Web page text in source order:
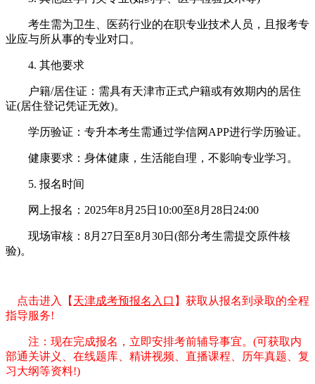
考生需为卫生、医药行业的在职专业技术人员，且报考专
业应与所从事的专业对口。
4. 其他要求
户籍/居住证：需具有天津市正式户籍或有效期内的居住
证(居住登记凭证无效)。
学历验证：专升本考生需通过学信网APP进行学历验证。
健康要求：身体健康，生活能自理，不影响专业学习。
5. 报名时间
网上报名：2025年8月25日10:00至8月28日24:00
现场审核：8月27日至8月30日(部分考生需提交原件核
验)。
点击进入【 天津成考预报名入口 】获取从报名到录取的全程
指导服务!
注：现在完成报名，立即安排考前辅导事宜。(可获取内
部通关讲义、在线题库、精讲视频、直播课程、历年真题、复
习大纲等资料!)